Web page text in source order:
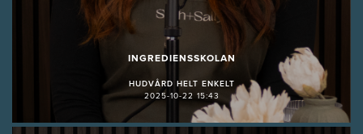
INGREDIENSSKOLAN
HUDVÅRD HELT ENKELT
2025-10-22 15:43